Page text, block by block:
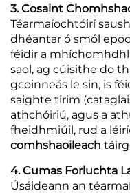
3. Cosaint
Téarmaíochtóirí
dhéantar ó smól
féidir a
saol, ag cúisithe do
gcoinneás le sin, is
saighte tirim
athchóiriú, agus a
fheidhmiúil, rud a
comhshaoileach
4. Cumas Forluchta
Úsáideann an